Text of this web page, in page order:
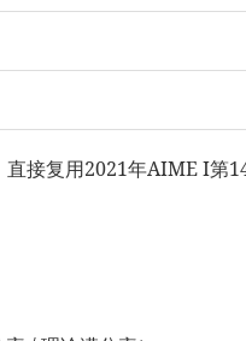
接复用2021年AIME I第